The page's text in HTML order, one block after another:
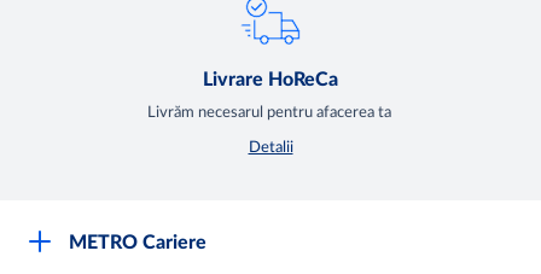
Livrare HoReCa
Livrăm necesarul pentru afacerea ta
Detalii
METRO Cariere